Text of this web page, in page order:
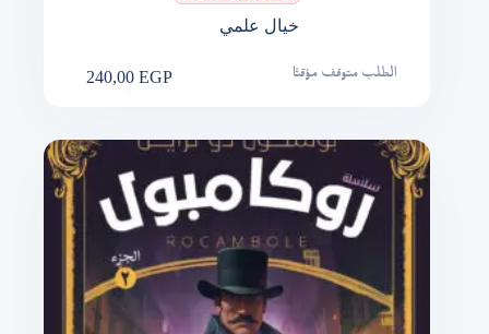
خيال علمي
240,00EGP الطلب متوقف مؤقتًا